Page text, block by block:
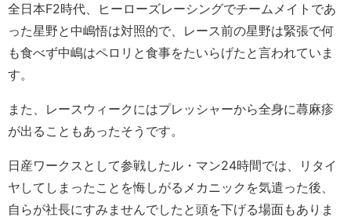
全日本F2時代、ヒーローズレーシングでチームメイトであ
った星野と中嶋悟は対照的で、レース前の星野は緊張で何
も食べず中嶋はペロリと食事をたいらげたと言われていま
す。
また、レースウィークにはプレッシャーから全身に蕁麻疹
が出ることもあったそうです。
日産ワークスとして参戦したル・マン24時間では、リタイ
ヤしてしまったことを悔しがるメカニックを気遣った後、
自らが社長にすみませんでしたと頭を下げる場面もありま